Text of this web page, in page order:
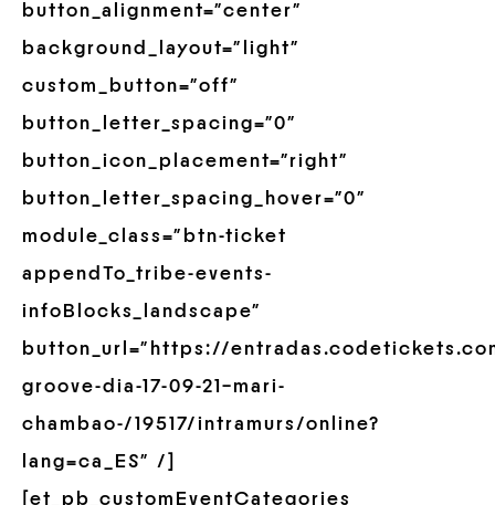
button_alignment=”center”
background_layout=”light”
custom_button=”off”
button_letter_spacing=”0″
button_icon_placement=”right”
button_letter_spacing_hover=”0″
module_class=”btn-ticket
appendTo_tribe-events-
infoBlocks_landscape”
button_url=”https://
groove-dia-17-09-21–mari-
chambao-/19517/intramurs/online?
lang=ca_ES” /]
[et_pb_customEventCategories